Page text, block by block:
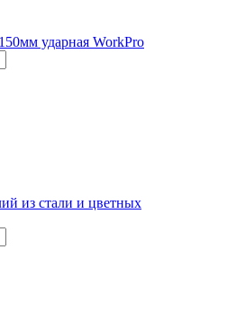
ударная WorkPro
из стали и цветных